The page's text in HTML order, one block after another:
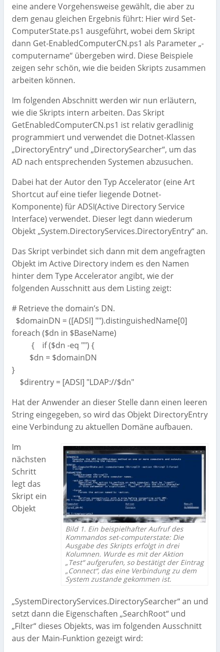
eine andere Vorgehensweise gewählt, die aber zu
dem genau gleichen Ergebnis führt: Hier wird Set-
ComputerState.ps1 ausgeführt, wobei dem Skript
dann Get-EnabledComputerCN.ps1 als Parameter „-
computername“ übergeben wird. Diese Beispiele
zeigen sehr schön, wie die beiden Skripts zusammen
arbeiten können.
Im folgenden Abschnitt werden wir nun erläutern,
wie die Skripts intern arbeiten. Das Skript
GetEnabledComputerCN.ps1 ist relativ geradlinig
programmiert und verwendet die Dotnet-Klassen
„DirectoryEntry“ und „DirectorySearcher“, um das
AD nach entsprechenden Systemen abzusuchen.
Dabei hat der Autor den Typ Accelerator (eine Art
Shortcut auf eine tiefer liegende Dotnet-
Komponente) für ADSI(Active Directory Service
Interface) verwendet. Dieser legt dann wiederum
Objekt „System.DirectoryServices.DirectoryEntry“ an.
Das Skript verbindet sich dann mit dem angefragten
Objekt im Active Directory indem es den Namen
hinter dem Type Accelerator angibt, wie der
folgenden Ausschnitt aus dem Listing zeigt:
# Retrieve the domain’s DN.
$domainDN = ([ADSI] "").distinguishedName[0]
foreach ($dn in $BaseName)
{ if ($dn -eq "") {
$dn = $domainDN
}
$direntry = [ADSI] "LDAP://$dn"
Hat der Anwender an dieser Stelle dann einen leeren
String eingegeben, so wird das Objekt DirectoryEntry
eine Verbindung zu aktuellen Domäne aufbauen.
Bild 1. Ein beispielhafter Aufruf des
Kommandos set-computerstate: Die
Ausgabe des Skripts erfolgt in drei
Kolumnen. Wurde es mit der Aktion
„Test“ aufgerufen, so bestätigt der Eintrag
„Connect“, das eine Verbindung zu dem
System zustande gekommen ist.
Im
nächsten
Schritt
legt das
Skript ein
Objekt
„SystemDirectoryServices.DirectorySearcher“ an und
setzt dann die Eigenschaften „SearchRoot“ und
„Filter“ dieses Objekts, was im folgenden Ausschnitt
aus der Main-Funktion gezeigt wird: